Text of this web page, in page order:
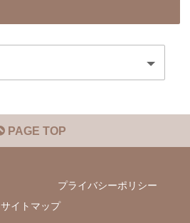
PAGE TOP
プライバシーポリシー
サイトマップ